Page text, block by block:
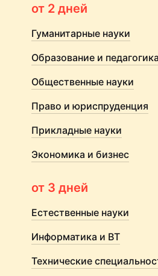
от 2 дней
Гуманитарные науки
Образование и педагогика
Общественные науки
Право и юриспруденция
Прикладные науки
Экономика и бизнес
от 3 дней
Естественные науки
Информатика и ВТ
Технические